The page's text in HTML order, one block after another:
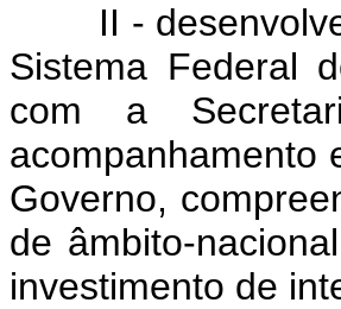
II - desenvolver,
Sistema Federal
com a
acompanhamento
Governo,
de âmbito-
investimento de